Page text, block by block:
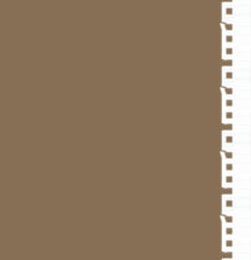
SONY UWP-D11 ワ